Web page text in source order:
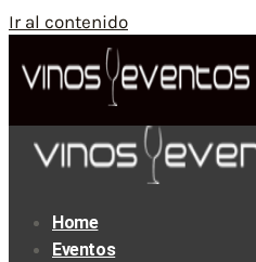
Ir al contenido
Home
Eventos